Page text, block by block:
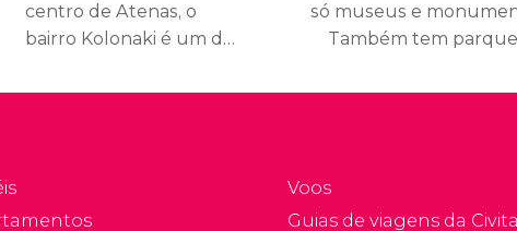
centro de Atenas, o
bairro Kolonaki é um dos
luxuosos da cidade.
só museus e
Também tem
em que vale a
Voos
Guias de viagens da